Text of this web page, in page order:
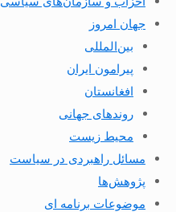
جهان امروز
بین‌المللی
پیرامون ایران
افغانستان
روندهای جهانی
محیط زیست
مسائل راهبردی در سیاست
پژوهش‌ها
موضوعات برنامه ای